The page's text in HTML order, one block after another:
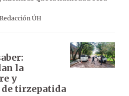
Redacción ÚH
la
y
tirzepatida